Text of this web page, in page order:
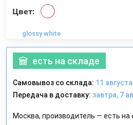
Цвет:
glossy white
есть на складе
Самовывоз со склада: 11
Передача в доставку: завтра, 7
Москва, производитель — есть на